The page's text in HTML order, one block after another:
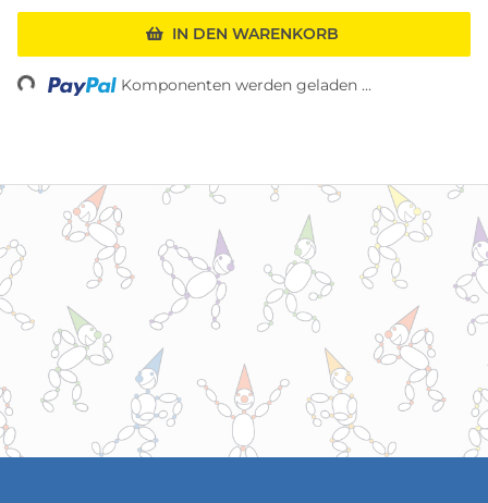
IN DEN WARENKORB
Komponenten werden geladen ...